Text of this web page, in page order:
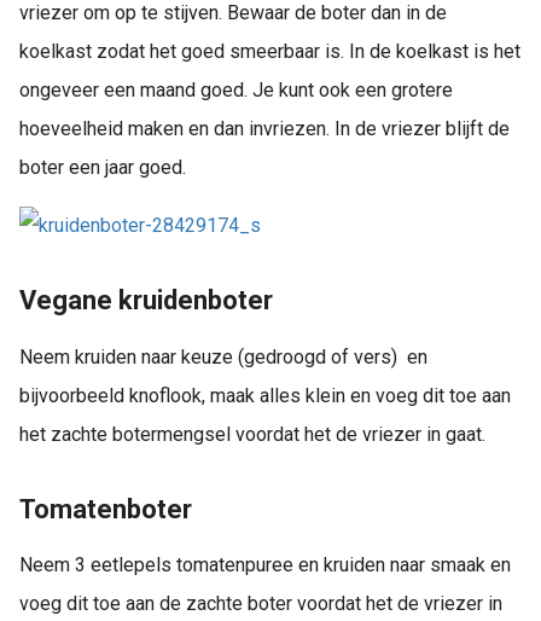
vriezer om op te stijven. Bewaar de boter dan in de
koelkast zodat het goed smeerbaar is. In de koelkast is het
ongeveer een maand goed. Je kunt ook een grotere
hoeveelheid maken en dan invriezen. In de vriezer blijft de
boter een jaar goed.
Vegane kruidenboter
Neem kruiden naar keuze (gedroogd of vers) en
bijvoorbeeld knoflook, maak alles klein en voeg dit toe aan
het zachte botermengsel voordat het de vriezer in gaat.
Tomatenboter
Neem 3 eetlepels tomatenpuree en kruiden naar smaak en
voeg dit toe aan de zachte boter voordat het de vriezer in